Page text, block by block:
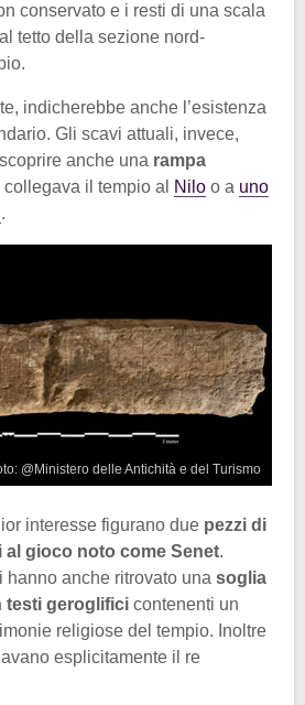
conservato e i resti di una scala
tetto della sezione nord-
indicherebbe anche l’esistenza
Gli scavi attuali, invece,
anche una rampa
collegava il tempio al Nilo o a uno
.
@Ministero delle Antichità e del Turismo
interesse figurano due pezzi di
al gioco noto come Senet.
hanno anche ritrovato una soglia
testi geroglifici contenenti un
religiose del tempio. Inoltre
esplicitamente il re